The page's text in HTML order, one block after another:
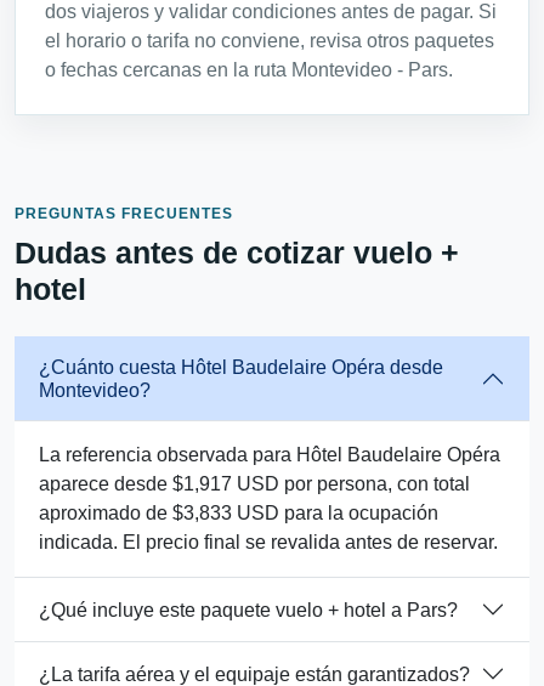
dos viajeros y validar condiciones antes de pagar. Si
el horario o tarifa no conviene, revisa otros paquetes
o fechas cercanas en la ruta Montevideo - Pars.
PREGUNTAS FRECUENTES
Dudas antes de cotizar vuelo +
hotel
¿Cuánto cuesta Hôtel Baudelaire Opéra desde
Montevideo?
La referencia observada para Hôtel Baudelaire Opéra
aparece desde $1,917 USD por persona, con total
aproximado de $3,833 USD para la ocupación
indicada. El precio final se revalida antes de reservar.
¿Qué incluye este paquete vuelo + hotel a Pars?
¿La tarifa aérea y el equipaje están garantizados?